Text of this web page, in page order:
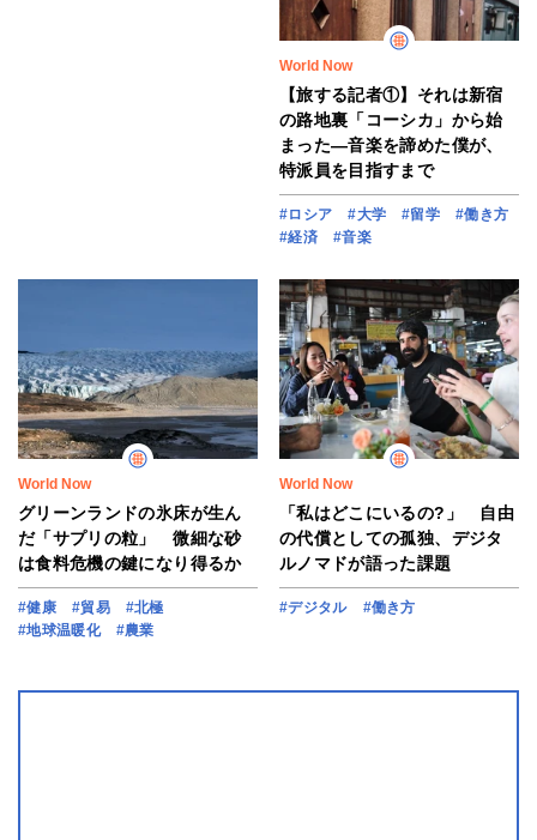
World Now
【旅する記者①】それは新宿
の路地裏「コーシカ」から始
まった―音楽を諦めた僕が、
特派員を目指すまで
#ロシア #大学 #留学
#働き方
#経済
#音楽
World Now
グリーンランドの氷床が生ん
だ「サプリの粒」 微細な砂
は食料危機の鍵になり得るか
#健康 #貿易
#北極
#地球温暖化
#農業
World Now
「私はどこにいるの?」 自由
の代償としての孤独、デジタ
ルノマドが語った課題
#デジタル #働き方